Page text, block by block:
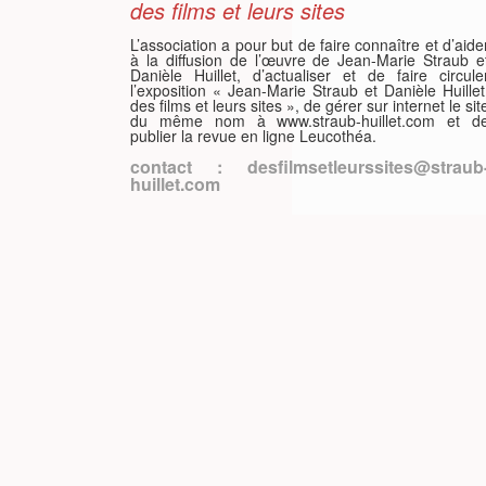
des films et leurs sites
L’association a pour but de faire connaître et
à la diffusion de l’œuvre de Jean-Marie Straub
Danièle Huillet, d’actualiser et de faire
l’exposition « Jean-Marie Straub et Danièle
des films et leurs sites », de gérer sur internet le
du même nom à www.straub-huillet.com et
publier la revue en ligne Leucothéa.
contact :
huillet.com